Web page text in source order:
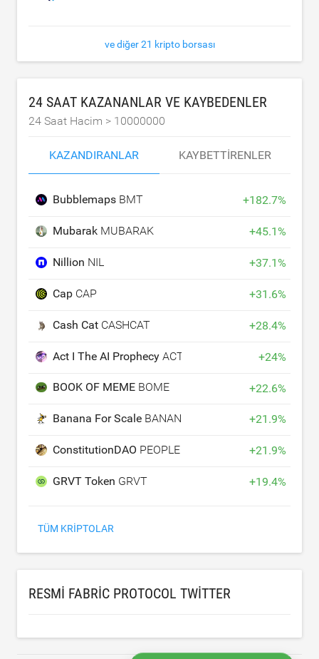
ve diğer 21 kripto borsası
24 SAAT KAZANANLAR VE KAYBEDENLER
24 Saat Hacim > 10000000
KAZANDIRANLAR KAYBETTIRENLER
Bubblemaps BMT +182.7%
Mubarak MUBARAK +45.1%
Nillion NIL +37.1%
Cap CAP +31.6%
Cash Cat CASHCAT +28.4%
Act I The AI Prophecy ACT +24%
BOOK OF MEME BOME +22.6%
Banana For Scale BANANAS31 +21.9%
ConstitutionDAO PEOPLE +21.9%
GRVT Token GRVT +19.4%
TÜM KRIPTOLAR
RESMI FABRIC PROTOCOL TWITTER